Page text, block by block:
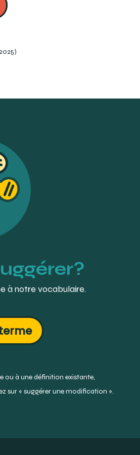
correction-
11-05)
à notre vocabulaire.
ou à une définition existante,
sur « suggérer une modification ».